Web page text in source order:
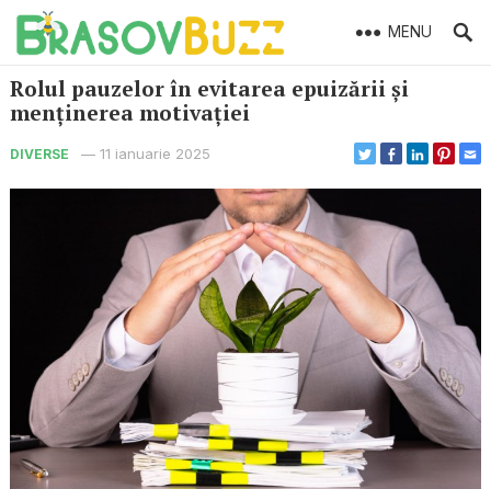
MENU
Rolul pauzelor în evitarea epuizării și
menținerea motivației
DIVERSE — 11 ianuarie 2025